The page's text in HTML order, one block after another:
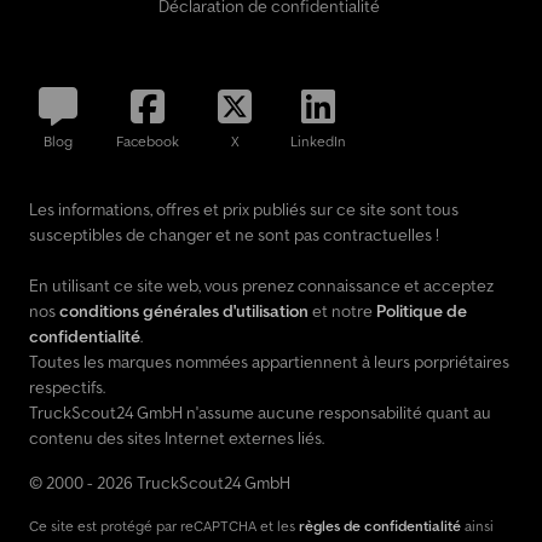
hauteur, sièges cabine conducteur : soutien lombaire siège
compris jantes acier 16" renforcées) CoC disponible.
L’équipement a été déterminé via une consultation du VIN, des
erreurs techniques sont possibles. Vente uniquement à des
vente préalable.
Déclaration de confidentialité
Blog Facebook X LinkedIn
Les informations, offres et prix publiés sur ce site sont tous
susceptibles de changer et ne sont pas contractuelles !
En utilisant ce site web, vous prenez connaissance et acceptez
nosconditions générales d'utilisation et notre Politique de
confidentialité.
Toutes les marques nommées appartiennent à leurs porpriétaires
respectifs.
TruckScout24 GmbH n'assume aucune responsabilité quant au
contenu des sites Internet externes liés.
© 2000 - 2026 TruckScout24 GmbH
Ce site est protégé par reCAPTCHA et les règles de confidentialité ainsi